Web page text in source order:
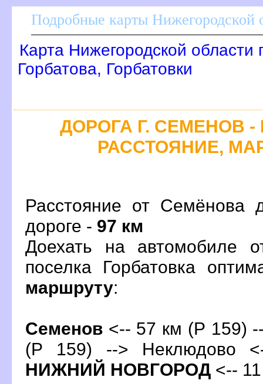
Подробные карты Нижегородской
Карта Нижегородской области
Горбатова, Горбатовки
ДОРОГА Г. СЕМЕНОВ -
РАССТОЯНИЕ,
Расстояние от Семёнова
дороге - 97 км
Доехать на автомобиле
поселка Горбатовка
маршруту:
Семено <-- 57 км (Р 159)
(Р 159) --> Неклюдово
НИЖНИЙ НОВГОРОД <--